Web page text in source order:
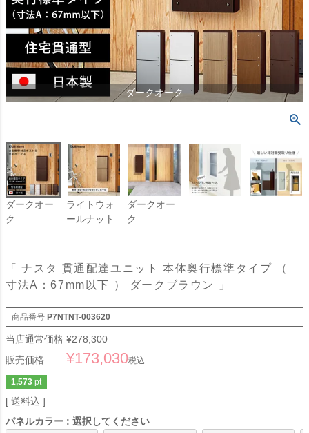
ダークオーク
ダークオー
ク
ライトウォ
ールナット
ダークオー
ク
「 ナスタ 貫通配達ユニット 本体奥行標準タイプ （
寸法A：67mm以下 ） ダークブラウン 」
商品番号 P7NTNT-003620
当店通常価格 ¥278,300
販売価格
¥173,030税込
1,573 pt
送料込
パネルカラー
選択してください